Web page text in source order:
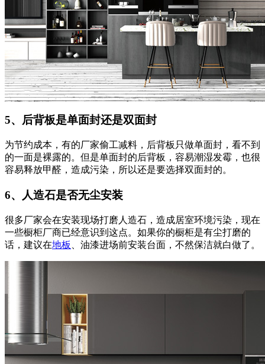
5、后背板是单面封还是双面封
为节约成本，有的厂家偷工减料，后背板只做单面封，看不到
的一面是裸露的。但是单面封的后背板，容易潮湿发霉，也很
容易释放甲醛，造成污染，所以还是要选择双面封的。
6、人造石是否无尘安装
很多厂家会在安装现场打磨人造石，造成居室环境污染，现在
一些橱柜厂商已经意识到这点。如果你的橱柜是有尘打磨的
话，建议在地板 、油漆进场前安装台面，不然保洁就白做了。